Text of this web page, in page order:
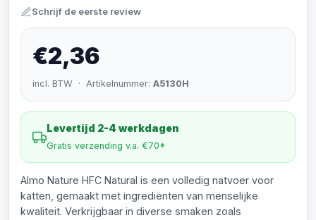
Schrijf de eerste review
€2,36
incl. BTW · Artikelnummer: A5130H
Levertijd 2-4 werkdagen
Gratis verzending v.a. €70*
Almo Nature HFC Natural is een volledig natvoer voor
katten, gemaakt met ingrediënten van menselijke
kwaliteit. Verkrijgbaar in diverse smaken zoals